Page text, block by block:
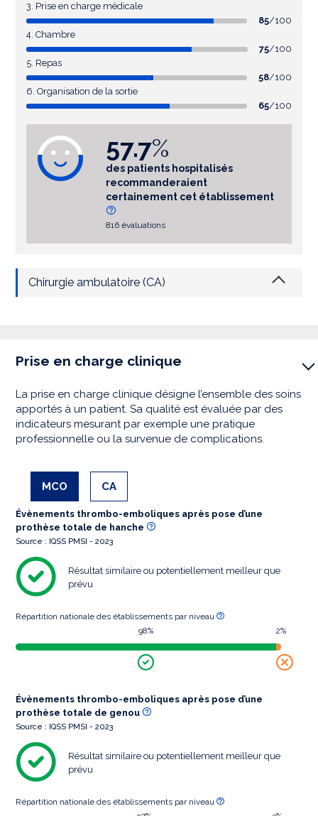
3. Prise en charge médicale
85/100
4. Chambre
75/100
5. Repas
58/100
6. Organisation de la sortie
65/100
57.7%
des patients hospitalisés
recommanderaient
certainement cet établissement
816 évaluations
Chirurgie ambulatoire (CA)
Prise en charge clinique
La prise en charge clinique désigne l’ensemble des soins
apportés à un patient. Sa qualité est évaluée par des
indicateurs mesurant par exemple une pratique
professionnelle ou la survenue de complications.
MCO CA
Évènements thrombo-emboliques après pose d’une
prothèse totale de hanche
Source : IQSS PMSI - 2023
Résultat similaire ou potentiellement meilleur que
prévu
Répartition nationale des établissements par niveau
98%
2%
Évènements thrombo-emboliques après pose d’une
prothèse totale de genou
Source : IQSS PMSI - 2023
Résultat similaire ou potentiellement meilleur que
prévu
Répartition nationale des établissements par niveau